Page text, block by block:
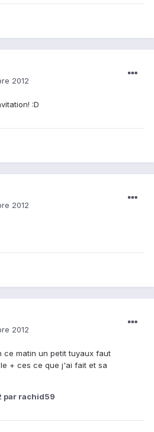
2012
:D
2012
2012
ce matin un petit tuyaux faut
+ ces ce que j'ai fait et sa
par rachid59